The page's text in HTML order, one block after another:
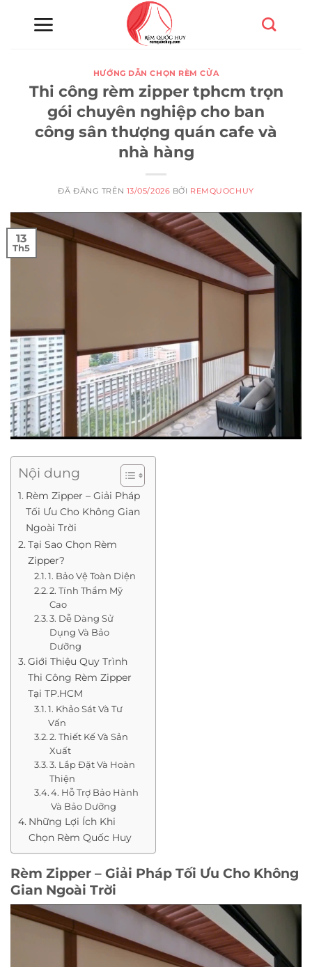
HƯỚNG DẪN CHỌN RÈM CỬA
Thi công rèm zipper tphcm trọn
gói chuyên nghiệp cho ban
công sân thượng quán cafe và
nhà hàng
ĐÃ ĐĂNG TRÊN 13/05/2026 BỞI REMQUOCHUY
13
Th5
Nội dung
Rèm Zipper – Giải Pháp
Tối Ưu Cho Không Gian
Ngoài Trời
Tại Sao Chọn Rèm
Zipper?
1. Bảo Vệ Toàn Diện
2. Tính Thẩm Mỹ
Cao
3. Dễ Dàng Sử
Dụng Và Bảo
Dưỡng
Giới Thiệu Quy Trình
Thi Công Rèm Zipper
Tại TP.HCM
1. Khảo Sát Và Tư
Vấn
2. Thiết Kế Và Sản
Xuất
3. Lắp Đặt Và Hoàn
Thiện
4. Hỗ Trợ Bảo Hành
Và Bảo Dưỡng
Những Lợi Ích Khi
Chọn Rèm Quốc Huy
Rèm Zipper – Giải Pháp Tối Ưu Cho Không
Gian Ngoài Trời